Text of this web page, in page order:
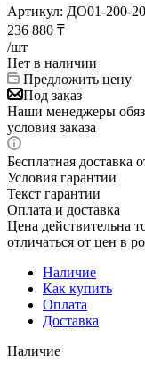
Артикул: ДО01-200-
236 880 ₸
/шт
Нет в наличии
Предложить цену
Под заказ
Наши менеджеры
условия заказа
Бесплатная доставка
Условия гарантии
Текст гарантии
Оплата и доставка
Цена действительна
отличаться от цен в
Наличие
Как купить
Оплата
Доставка
Наличие